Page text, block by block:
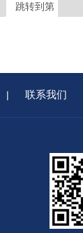
跳转到第
| 联系我们